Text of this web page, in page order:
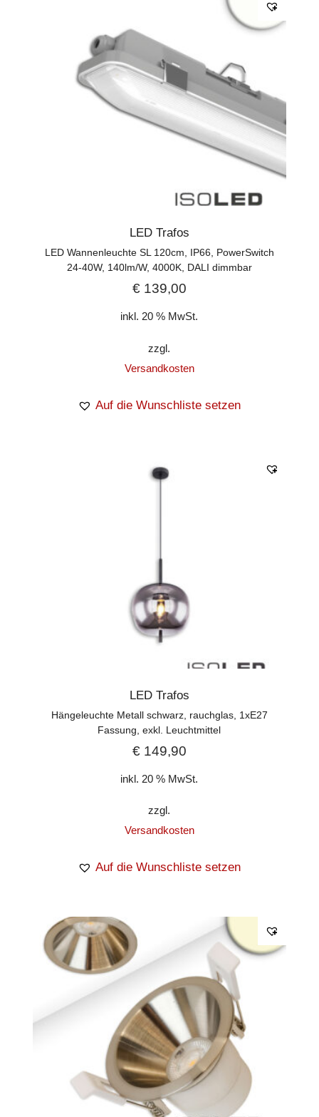
LED Trafos
LED Wannenleuchte SL 120cm, IP66, PowerSwitch
24-40W, 140lm/W, 4000K, DALI dimmbar
€139,00
inkl. 20 % MwSt.
zzgl.
Versandkosten
Auf die Wunschliste setzen
LED Trafos
Hängeleuchte Metall schwarz, rauchglas, 1xE27
Fassung, exkl. Leuchtmittel
€149,90
inkl. 20 % MwSt.
zzgl.
Versandkosten
Auf die Wunschliste setzen